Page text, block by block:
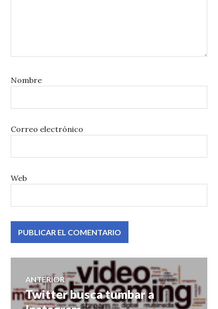
Nombre
Correo electrónico
Web
Navegación
de
ANTERIOR
Entrada
anterior:
Twitter busca tumbar a